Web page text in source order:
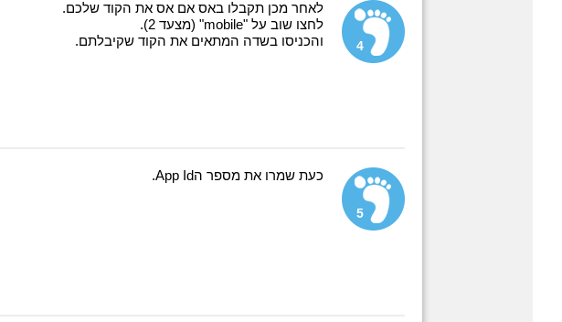
4
לאחר מכן תקבלו באס אם אס את הקוד שלכם.
לחצו שוב על "mobile" (מצעד 2).
והכניסו בשדה המתאים את הקוד שקיבלתם.
5
כעת שמרו את מספר הApp Id.